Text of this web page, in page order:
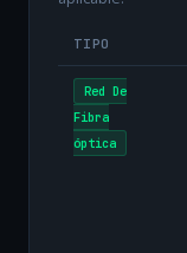
TIPO
Red De
Fibra
óptica